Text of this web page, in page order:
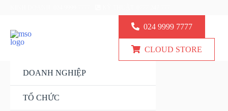
024 9999 7777
CLOUD STORE
DOANH NGHIỆP
TỔ CHỨC